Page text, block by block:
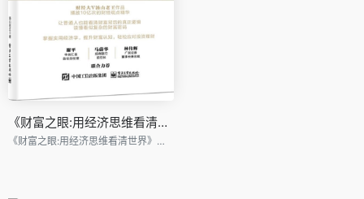
《财富之眼:用经济思维看清世界》
《财富之眼:用经济思维看清世界》高清pdf电子书下载